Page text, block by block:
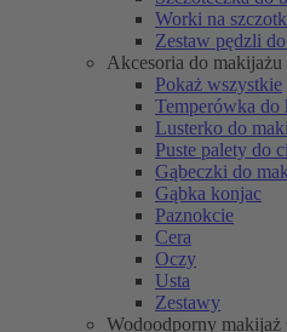
Worki na
Zestaw pędzli
Akcesoria do makijażu
Pokaż wszystkie
Temperówka do
Lusterko do
Puste palety do
Gąbeczki do
Gąbka konjac
Paznokcie
Cera
Oczy
Usta
Zestawy
Wodoodporny makijaż